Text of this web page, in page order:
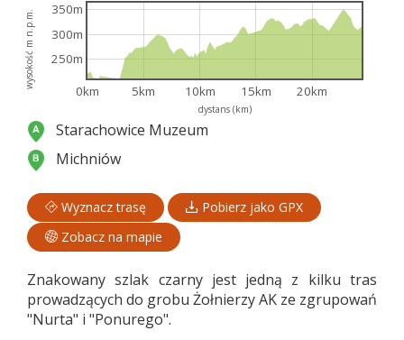
dystans (km)
wysokość m n.p.m.
0km 5km 10km 15km 20km
250m
300m
350m
Starachowice Muzeum
Michniów
Wyznacz trasę
Pobierz jako GPX
Zobacz na mapie
Znakowany szlak czarny jest jedną z kilku tras
prowadzących do grobu Żołnierzy AK ze zgrupowań
"Nurta" i "Ponurego".